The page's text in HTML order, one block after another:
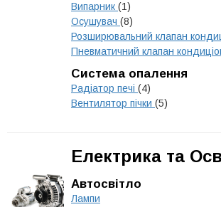
Випарник (1)
Осушувач (8)
Розширювальний клапан
Пневматичний клапан
Система опалення
Радіатор печі (4)
Вентилятор пічки (5)
Електрика та
Автосвітло
Лампи